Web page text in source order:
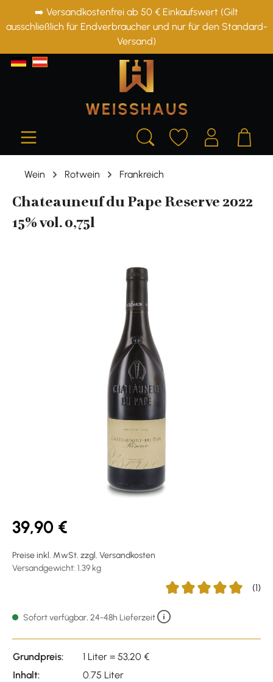
springen
➡️ Versandkostenfrei ab 50 € Einkaufswert (Gilt
ausschließlich für Endverbraucher und nur für den Standard-
Versand)
Wein Rotwein Frankreich
Chateauneuf du Pape Reserve 2022
15% vol. 0,75l
39,90 €
Preise inkl. MwSt. zzgl. Versandkosten
Versandgewicht: 1.39 kg
(1)
Sofort verfügbar, 24-48h Lieferzeit
Grundpreis:
1 Liter = 53,20 €
Inhalt:
0.75 Liter